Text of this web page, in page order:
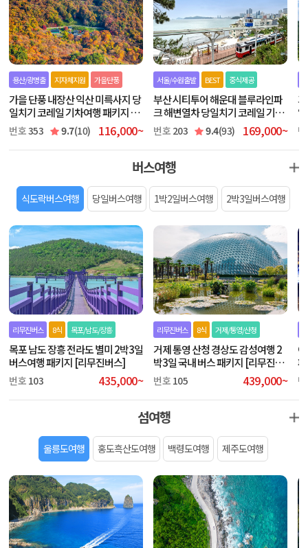
용산/광명출 지자체지원 가을단풍
가을 단풍 내장산 익산 미륵사지 당
일치기 코레일 기차여행 패키지 [익
산역왕복/지원특가상품]
번호353 9.7(10) 116,000~
서울/수원출발 BEST 중식제공
부산 시티투어 해운대 블루라인파
크 해변열차 당일치기 코레일 기차
여행 패키지 [KTX]
번호 203 9.4(93) 169,000~
버스여행
식도락버스여행 당일버스여행 1박2일버스여행 2박3일버스여행
리무진버스 8식 목포/남도/장흥
목포 남도 장흥 전라도 별미 2박3일
버스여행 패키지 [리무진버스]
번호 103 435,000~
리무진버스 8식 거제/통영/산청
거제 통영 산청 경상도 감성여행 2
박3일 국내 버스 패키지 [리무진버
스]
번호 105 439,000~
섬여행
울릉도여행 홍도흑산도여행 백령도여행 제주도여행